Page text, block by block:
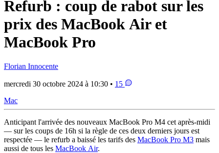
Refurb : coup de rabot sur les
prix des MacBook Air et
MacBook Pro
Florian Innocente
mercredi 30 octobre 2024 à 10:30 • 15
Mac
Anticipant l'arrivée des nouveaux MacBook Pro M4 cet après-midi
— sur les coups de 16h si la règle de ces deux derniers jours est
respectée — le refurb a baissé les tarifs des MacBook Pro M3 mais
aussi de tous les MacBook Air.